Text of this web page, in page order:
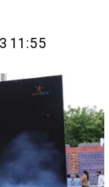
11:55